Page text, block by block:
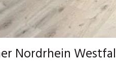
Nordrhein